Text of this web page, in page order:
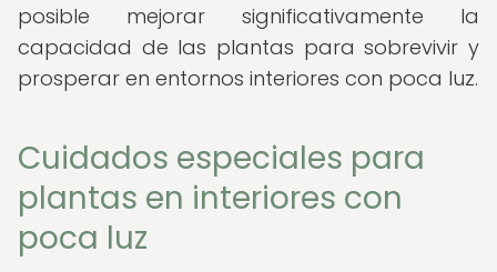
posible mejorar significativamente la
capacidad de las plantas para sobrevivir y
prosperar en entornos interiores con poca luz.
Cuidados especiales para
plantas en interiores con
poca luz